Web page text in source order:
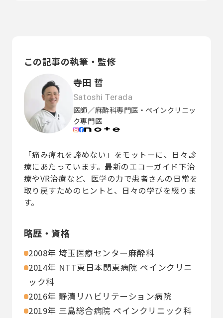
この記事の執筆・監修
寺田 哲
Satoshi Terada
医師／麻酔科専門医・ペインクリニッ
ク専門医
「痛み痺れを諦めない」をモットーに、日々診
療にあたっています。最新のエコーガイド下治
療やVR治療など、医学の力で患者さんの日常を
取り戻すためのヒントと、日々の学びを綴りま
す。
略歴・資格
2008年 埼玉医療センター麻酔科
2014年 NTT東日本関東病院 ペインクリニ
ック科
2016年 静清リハビリテーション病院
2019年 三島総合病院 ペインクリニック科